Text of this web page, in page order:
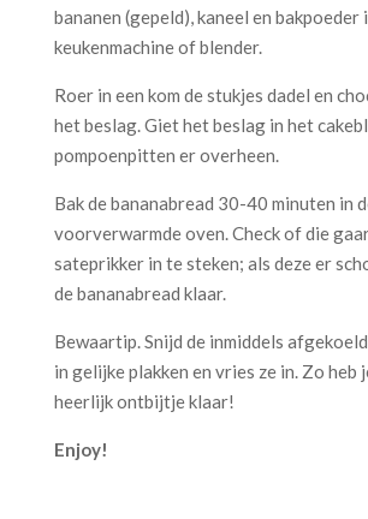
bananen (gepeld), kaneel en bakpoeder
keukenmachine of blender.
Roer in een kom de stukjes dadel en
het beslag. Giet het beslag in het
pompoenpitten er overheen.
Bak de bananabread 30-40 minuten in
voorverwarmde oven. Check of die
sateprikker in te steken; als deze er
de bananabread klaar.
Bewaartip. Snijd de inmiddels
in gelijke plakken en vries ze in. Zo heb
heerlijk ontbijtje klaar!
Enjoy!